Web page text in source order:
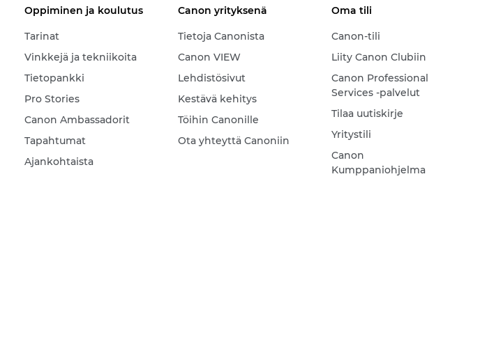
Oppiminen ja koulutus
Tarinat
Vinkkejä ja tekniikoita
Tietopankki
Pro Stories
Canon Ambassadorit
Tapahtumat
Ajankohtaista
Canon yrityksenä
Tietoja Canonista
Canon VIEW
Lehdistösivut
Kestävä kehitys
Töihin Canonille
Ota yhteyttä Canoniin
Oma tili
Canon-tili
Liity Canon Clubiin
Canon Professional
Services -palvelut
Tilaa uutiskirje
Yritystili
Canon
Kumppaniohjelma